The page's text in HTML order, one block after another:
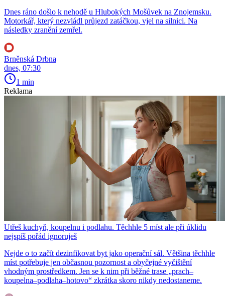
Dnes ráno došlo k nehodě u Hlubokých Mošůvek na Znojemsku.
Motorkář, který nezvládl průjezd zatáčkou, vjel na silnici. Na
následky zranění zemřel.
Brněnská Drbna
dnes, 07:30
1 min
Reklama
Utřeš kuchyň, koupelnu i podlahu. Těchhle 5 míst ale při úklidu
nejspíš pořád ignoruješ
Nejde o to začít dezinfikovat byt jako operační sál. Většina těchhle
míst potřebuje jen občasnou pozornost a obyčejné vyčištění
vhodným prostředkem. Jen se k nim při běžné trase „prach–
koupelna–podlaha–hotovo“ zkrátka skoro nikdy nedostaneme.